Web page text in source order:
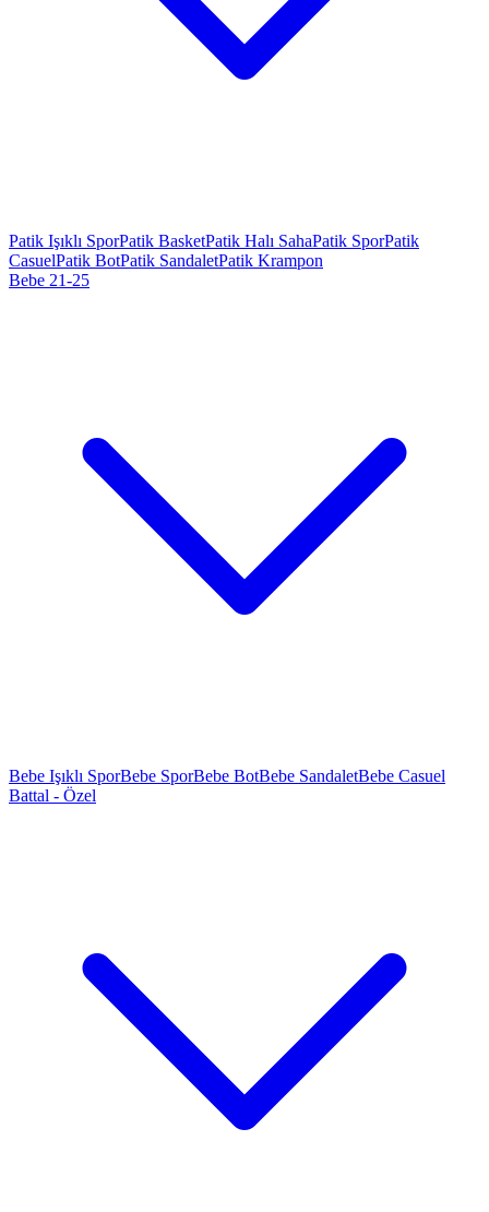
Patik Işıklı SporPatik BasketPatik Halı SahaPatik SporPatik
CasuelPatik BotPatik SandaletPatik Krampon
Bebe 21-25
Bebe Işıklı SporBebe SporBebe BotBebe SandaletBebe Casuel
Battal - Özel